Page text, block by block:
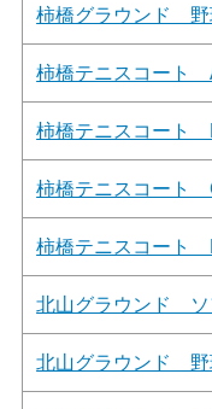
柿橋グラウンド 野
柿橋テニスコート
柿橋テニスコート
柿橋テニスコート
柿橋テニスコート
北山グラウンド ソ
北山グラウンド 野